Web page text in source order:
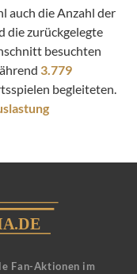
auch die Anzahl der
die zurückgelegte
besuchten
3.779
begleiteten.
Fan-Aktionen im